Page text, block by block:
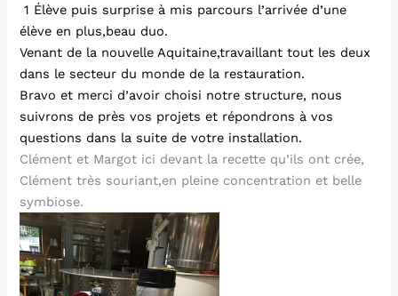
1 Élève puis surprise à mis parcours l’arrivée d’une
élève en plus,beau duo.
Venant de la nouvelle Aquitaine,travaillant tout les deux
dans le secteur du monde de la restauration.
Bravo et merci d’avoir choisi notre structure, nous
suivrons de près vos projets et répondrons à vos
questions dans la suite de votre installation.
Clément et Margot ici devant la recette qu’ils ont crée,
Clément très souriant,en pleine concentration et belle
symbiose.